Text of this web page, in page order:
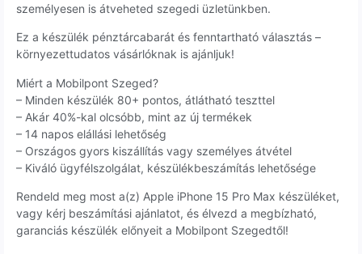
személyesen is átveheted szegedi üzletünkben.
Ez a készülék pénztárcabarát és fenntartható választás –
környezettudatos vásárlóknak is ajánljuk!
Miért a Mobilpont Szeged?
– Minden készülék 80+ pontos, átlátható teszttel
– Akár 40%-kal olcsóbb, mint az új termékek
– 14 napos elállási lehetőség
– Országos gyors kiszállítás vagy személyes átvétel
– Kiváló ügyfélszolgálat, készülékbeszámítás lehetősége
Rendeld meg most a(z) Apple iPhone 15 Pro Max készüléket,
vagy kérj beszámítási ajánlatot, és élvezd a megbízható,
garanciás készülék előnyeit a Mobilpont Szegedtől!